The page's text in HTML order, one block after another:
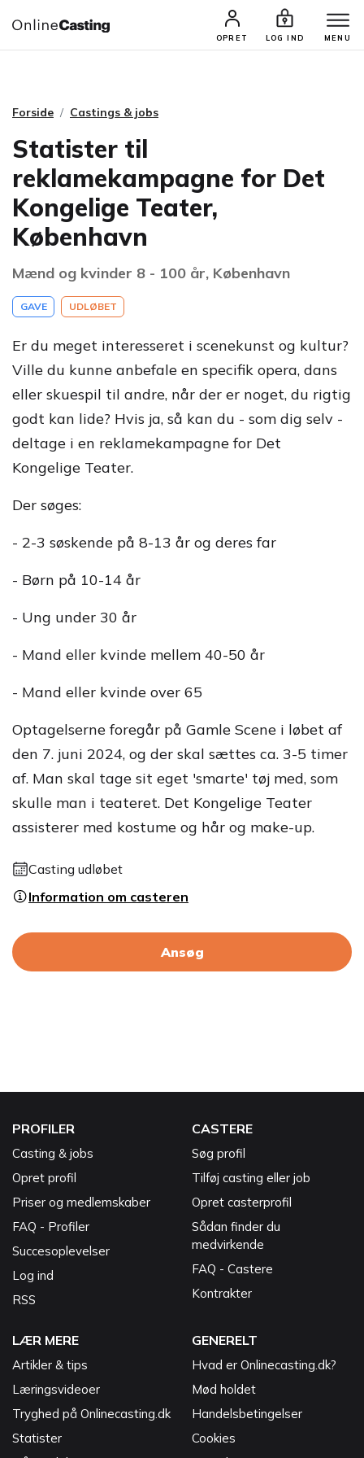
OPRET LOG IND MENU
CASTINGS & JOBS SØG PROFIL
Forside Castings & jobs
Statister til
reklamekampagne for Det
Kongelige Teater,
København
Mænd og kvinder 8 - 100 år, København
GAVE UDLØBET
Er du meget interesseret i scenekunst og kultur?
Ville du kunne anbefale en specifik opera, dans
eller skuespil til andre, når der er noget, du rigtig
godt kan lide? Hvis ja, så kan du - som dig selv -
deltage i en reklamekampagne for Det
Kongelige Teater.
Der søges:
- 2-3 søskende på 8-13 år og deres far
- Børn på 10-14 år
- Ung under 30 år
- Mand eller kvinde mellem 40-50 år
- Mand eller kvinde over 65
Optagelserne foregår på Gamle Scene i løbet af
den 7. juni 2024, og der skal sættes ca. 3-5 timer
af. Man skal tage sit eget 'smarte' tøj med, som
skulle man i teateret. Det Kongelige Teater
assisterer med kostume og hår og make-up.
Casting udløbet
Information om casteren
Ansøg
PROFILER
Casting & jobs
Opret profil
Priser og medlemskaber
FAQ - Profiler
Succesoplevelser
Log ind
RSS
CASTERE
Søg profil
Tilføj casting eller job
Opret casterprofil
Sådan finder du
medvirkende
FAQ - Castere
Kontrakter
LÆR MERE
Artikler & tips
Læringsvideoer
Tryghed på Onlinecasting.dk
Statister
GENERELT
Hvad er Onlinecasting.dk?
Mød holdet
Handelsbetingelser
Cookies